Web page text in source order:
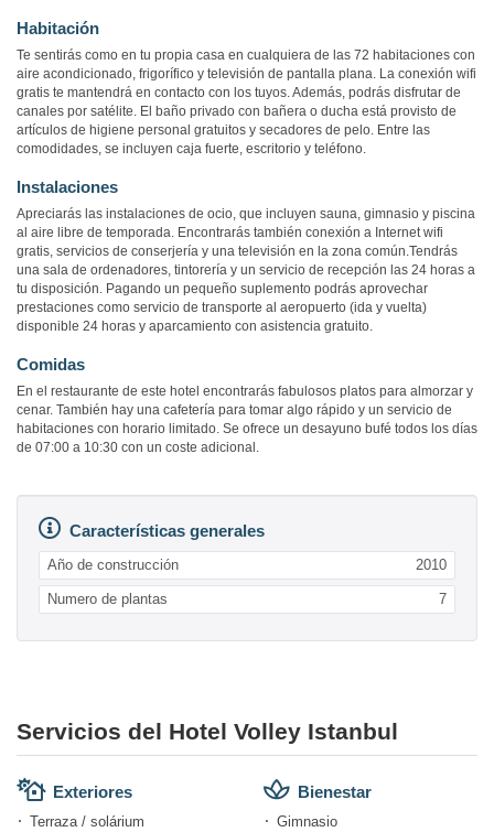
Habitación
Te sentirás como en tu propia casa en cualquiera de las 72 habitaciones con
aire acondicionado, frigorífico y televisión de pantalla plana. La conexión wifi
gratis te mantendrá en contacto con los tuyos. Además, podrás disfrutar de
canales por satélite. El baño privado con bañera o ducha está provisto de
artículos de higiene personal gratuitos y secadores de pelo. Entre las
comodidades, se incluyen caja fuerte, escritorio y teléfono.
Instalaciones
Apreciarás las instalaciones de ocio, que incluyen sauna, gimnasio y piscina
al aire libre de temporada. Encontrarás también conexión a Internet wifi
gratis, servicios de conserjería y una televisión en la zona común.Tendrás
una sala de ordenadores, tintorería y un servicio de recepción las 24 horas a
tu disposición. Pagando un pequeño suplemento podrás aprovechar
prestaciones como servicio de transporte al aeropuerto (ida y vuelta)
disponible 24 horas y aparcamiento con asistencia gratuito.
Comidas
En el restaurante de este hotel encontrarás fabulosos platos para almorzar y
cenar. También hay una cafetería para tomar algo rápido y un servicio de
habitaciones con horario limitado. Se ofrece un desayuno bufé todos los días
de 07:00 a 10:30 con un coste adicional.
Características generales
Año de construcción 2010
Numero de plantas 7
Servicios del Hotel Volley Istanbul
Exteriores
Terraza / solárium
Bienestar
Gimnasio